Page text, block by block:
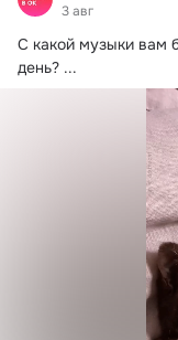
3 авг
С какой музыки вам
день? ...